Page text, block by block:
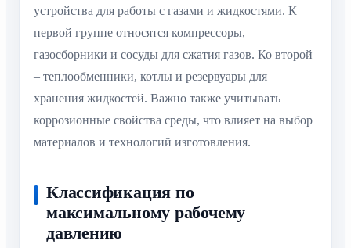
устройства для работы с газами и жидкостями. К
первой группе относятся компрессоры,
газосборники и сосуды для сжатия газов. Ко второй
– теплообменники, котлы и резервуары для
хранения жидкостей. Важно также учитывать
коррозионные свойства среды, что влияет на выбор
материалов и технологий изготовления.
Классификация по
максимальному рабочему
давлению